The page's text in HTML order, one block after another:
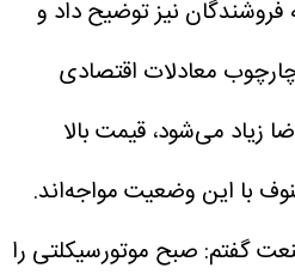
نیز توضیح داد و
معادلات اقتصادی
زیاد می‌شود، قیمت بالا
با این وضعیت مواجه‌اند.
گفتم: صبح موتورسیکلتی را